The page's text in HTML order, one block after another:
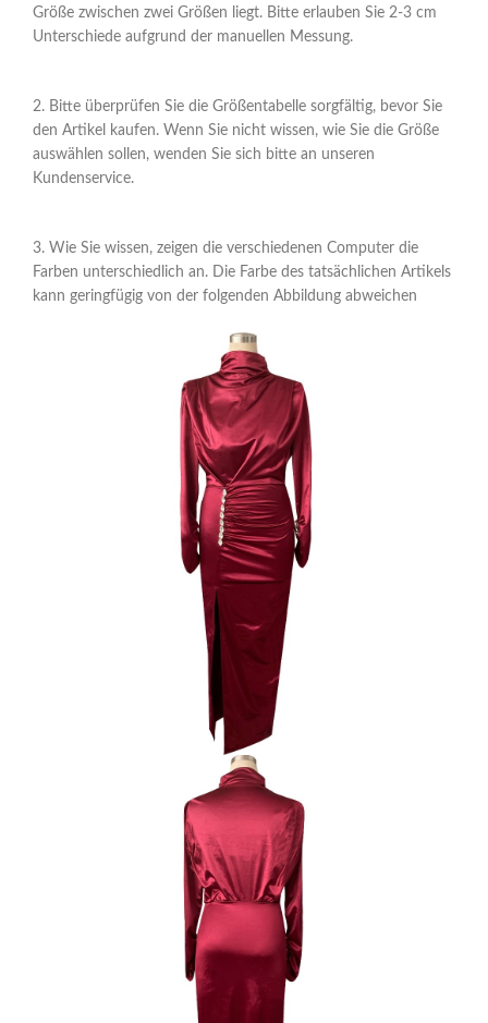
Größe zwischen zwei Größen liegt. Bitte erlauben Sie 2-3 cm
Unterschiede aufgrund der manuellen Messung.
2. Bitte überprüfen Sie die Größentabelle sorgfältig, bevor Sie
den Artikel kaufen. Wenn Sie nicht wissen, wie Sie die Größe
auswählen sollen, wenden Sie sich bitte an unseren
Kundenservice.
3. Wie Sie wissen, zeigen die verschiedenen Computer die
Farben unterschiedlich an. Die Farbe des tatsächlichen Artikels
kann geringfügig von der folgenden Abbildung abweichen